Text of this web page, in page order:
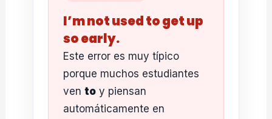
I’m not used to get up
so early.
Este error es muy típico
porque muchos estudiantes
vento y piensan
automáticamente en